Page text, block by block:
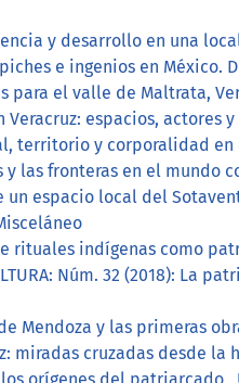
y desarrollo en una
e ingenios en
el valle de Maltrata,
Veracruz: espacios, actores
territorio y corporalidad en
y las fronteras en el mundo
espacio local del
rituales indígenas como
Núm. 32 (2018):
Mendoza y las primeras
miradas cruzadas desde